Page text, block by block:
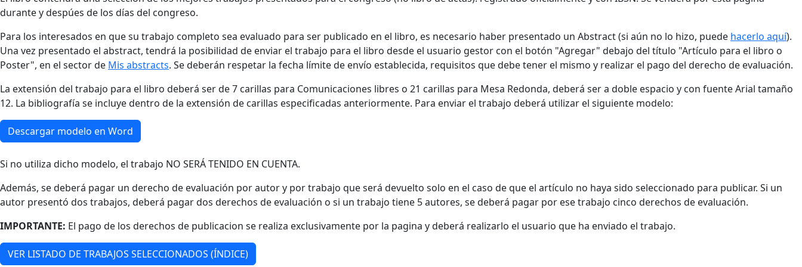
durante y despúes de los días del congreso.
Para los interesados en que su trabajo completo sea evaluado para ser publicado en el libro, es necesario haber presentado un Abstract (si aún no lo hizo, puede hacerlo aquí).
Una vez presentado el abstract, tendrá la posibilidad de enviar el trabajo para el libro desde el usuario gestor con el botón "Agregar" debajo del título "Artículo para el libro o
Poster", en el sector de Mis abstracts. Se deberán respetar la fecha límite de envío establecida, requisitos que debe tener el mismo y realizar el pago del derecho de evaluación.
La extensión del trabajo para el libro deberá ser de 7 carillas para Comunicaciones libres o 21 carillas para Mesa Redonda, deberá ser a doble espacio y con fuente Arial tamaño
12. La bibliografía se incluye dentro de la extensión de carillas especificadas anteriormente. Para enviar el trabajo deberá utilizar el siguiente modelo:
Descargar modelo en Word
Si no utiliza dicho modelo, el trabajo NO SERÁ TENIDO EN CUENTA.
Además, se deberá pagar un derecho de evaluación por autor y por trabajo que será devuelto solo en el caso de que el artículo no haya sido seleccionado para publicar. Si un
autor presentó dos trabajos, deberá pagar dos derechos de evaluación o si un trabajo tiene 5 autores, se deberá pagar por ese trabajo cinco derechos de evaluación.
IMPORTANTE: El pago de los derechos de publicacion se realiza exclusivamente por la pagina y deberá realizarlo el usuario que ha enviado el trabajo.
VER LISTADO DE TRABAJOS SELECCIONADOS (ÍNDICE)